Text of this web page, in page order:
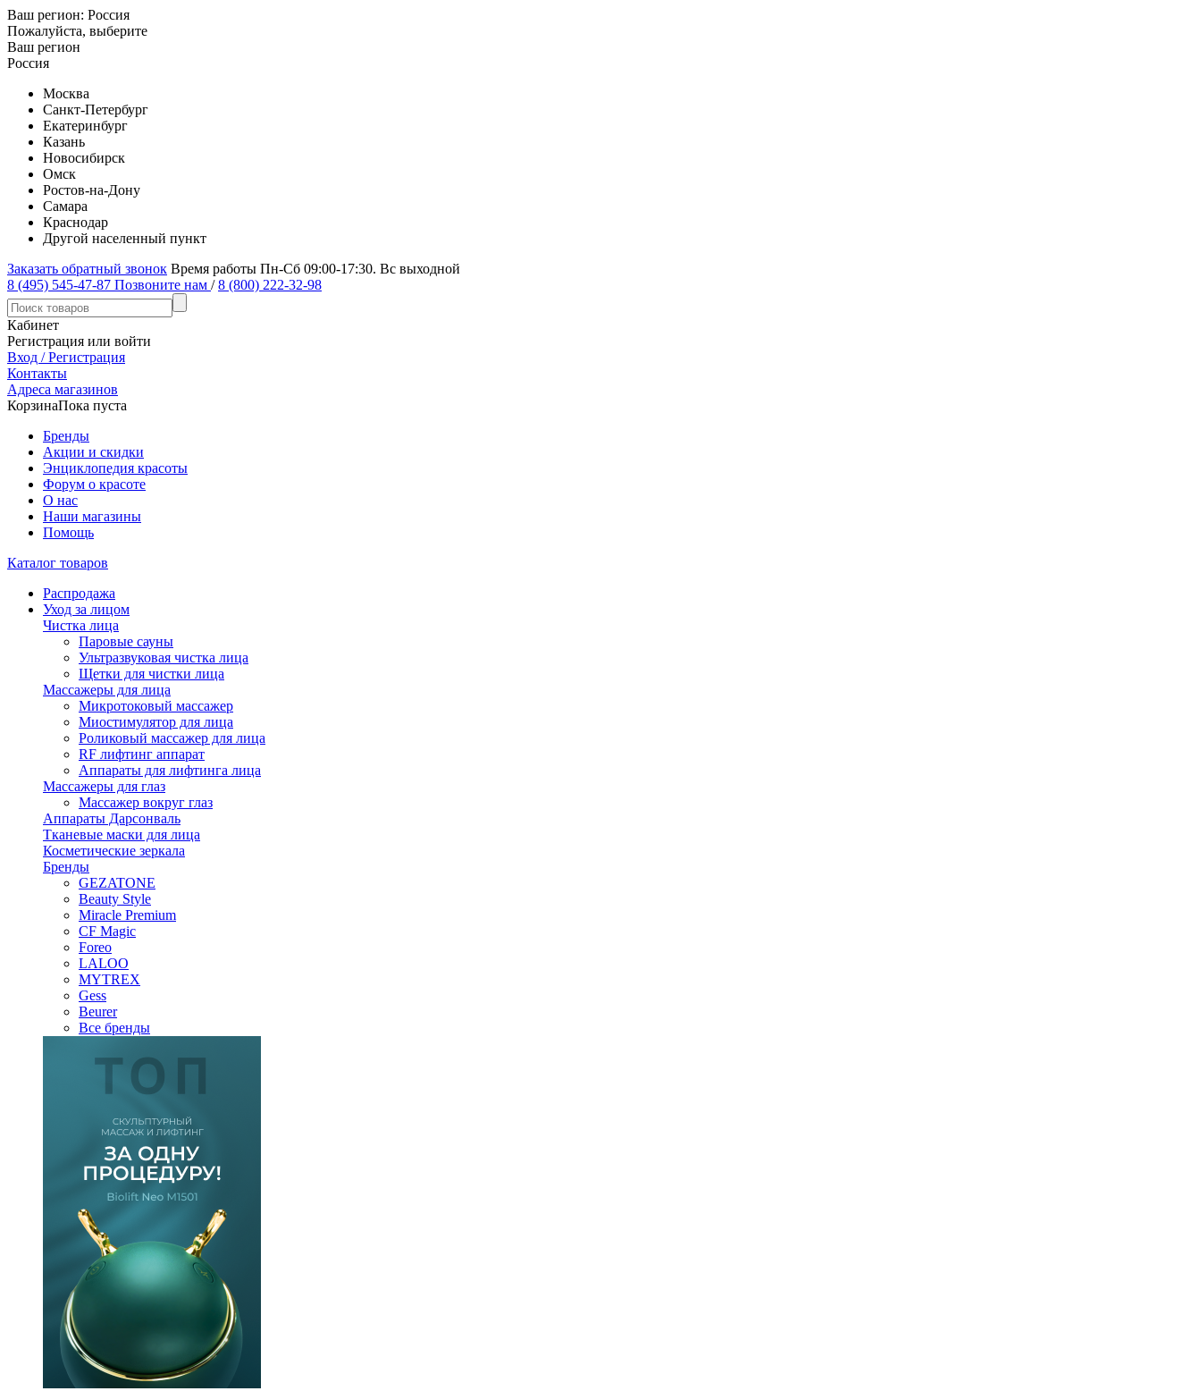
Ваш регион: Россия
Пожалуйста, выберите
Ваш регион
Россия
Москва
Санкт-Петербург
Екатеринбург
Казань
Новосибирск
Омск
Ростов-на-Дону
Самара
Краснодар
Другой населенный пункт
Заказать обратный звонок Время работы Пн-Сб 09:00-17:30. Вс выходной
8 (495) 545-47-87 Позвоните нам / 8 (800) 222-32-98
Кабинет
Регистрация или войти
Вход / Регистрация
Контакты
Адреса магазинов
КорзинаПока пуста
Бренды
Акции и скидки
Энциклопедия красоты
Форум о красоте
О нас
Наши магазины
Помощь
Каталог товаров
Распродажа
Уход за лицом
Чистка лица
Паровые сауны
Ультразвуковая чистка лица
Щетки для чистки лица
Массажеры для лица
Микротоковый массажер
Миостимулятор для лица
Роликовый массажер для лица
RF лифтинг аппарат
Аппараты для лифтинга лица
Массажеры для глаз
Массажер вокруг глаз
Аппараты Дарсонваль
Тканевые маски для лица
Косметические зеркала
Бренды
GEZATONE
Beauty Style
Miracle Premium
CF Magic
Foreo
LALOO
MYTREX
Gess
Beurer
Все бренды